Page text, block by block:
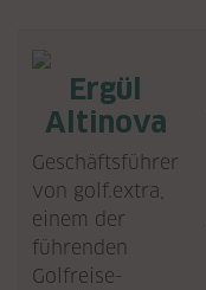
Ergül
Altinova
Geschäftsführer
von golf.extra,
einem der
führenden
Golfreise-